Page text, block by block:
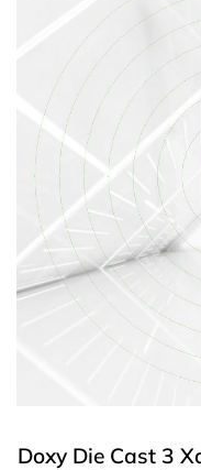
Doxy Die Cast 3